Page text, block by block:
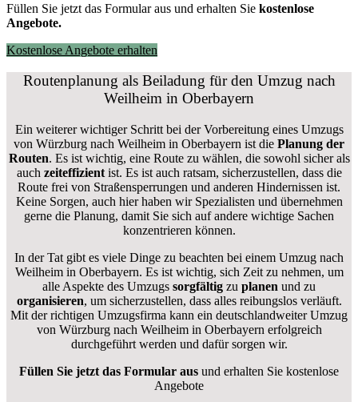
Füllen Sie jetzt das Formular aus und erhalten Sie kostenlose
Angebote.
Kostenlose Angebote erhalten
Routenplanung als Beiladung für den Umzug nach
Weilheim in Oberbayern
Ein weiterer wichtiger Schritt bei der Vorbereitung eines Umzugs
von Würzburg nach Weilheim in Oberbayern ist die Planung der
Routen. Es ist wichtig, eine Route zu wählen, die sowohl sicher als
auch zeiteffizientist. Es ist auch ratsam, sicherzustellen, dass die
Route frei von Straßensperrungen und anderen Hindernissen ist.
Keine Sorgen, auch hier haben wir Spezialisten und übernehmen
gerne die Planung, damit Sie sich auf andere wichtige Sachen
konzentrieren können.
In der Tat gibt es viele Dinge zu beachten bei einem Umzug nach
Weilheim in Oberbayern. Es ist wichtig, sich Zeit zu nehmen, um
alle Aspekte des Umzugs sorgfältig zu planen und zu
organisieren, um sicherzustellen, dass alles reibungslos verläuft.
Mit der richtigen Umzugsfirma kann ein deutschlandweiter Umzug
von Würzburg nach Weilheim in Oberbayern erfolgreich
durchgeführt werden und dafür sorgen wir.
Füllen Sie jetzt das Formular aus und erhalten Sie kostenlose
Angebote